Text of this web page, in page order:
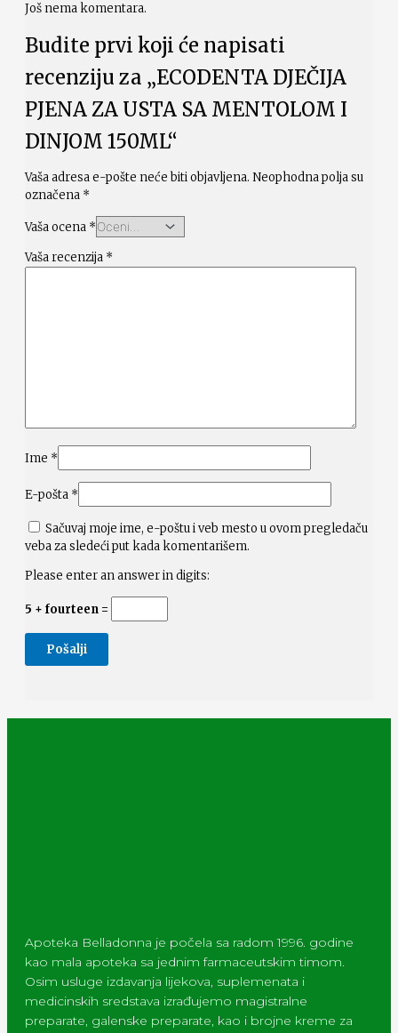
Još nema komentara.
Budite prvi koji će napisati
recenziju za „ECODENTA DJEČIJA
PJENA ZA USTA SA MENTOLOM I
DINJOM 150ML“
Vaša adresa e-pošte neće biti objavljena. Neophodna polja su
označena *
Vaša ocena *
Vaša recenzija *
Ime *
E-pošta *
Sačuvaj moje ime, e-poštu i veb mesto u ovom pregledaču
veba za sledeći put kada komentarišem.
Please enter an answer in digits:
5 + fourteen =
Apoteka Belladonna je počela sa radom 1996. godine
kao mala apoteka sa jednim farmaceutskim timom.
Osim usluge izdavanja lijekova, suplemenata i
medicinskih sredstava izrađujemo magistralne
preparate, galenske preparate, kao i brojne kreme za